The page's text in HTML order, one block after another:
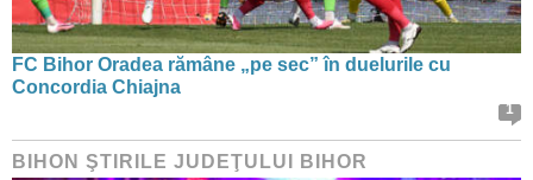
FC Bihor Oradea rămâne „pe sec” în duelurile cu
Concordia Chiajna
1
BIHON ŞTIRILE JUDEŢULUI BIHOR